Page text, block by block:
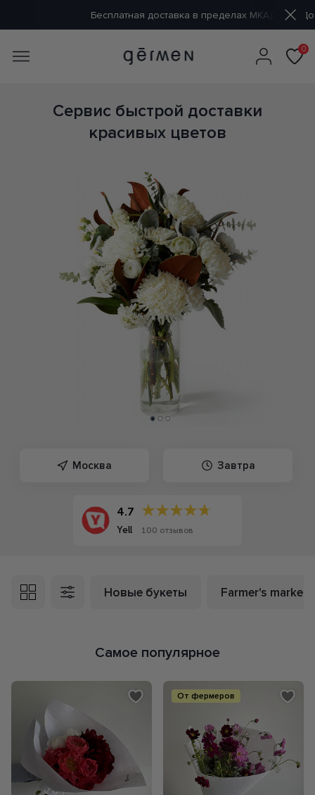
Бесплатная доставка в пределах МКАД Доставка от 60
0
Сервис быстрой доставки
красивых цветов
Москва Завтра
4.7
Yell 100 отзывов
Новые букеты Farmer's market
Самое популярное
От фермеров